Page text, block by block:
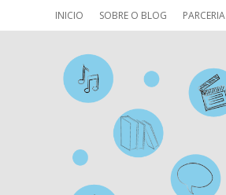
INICIO SOBRE O BLOG PARCERIA